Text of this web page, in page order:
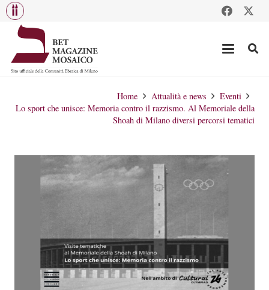
Home Attualità e news
Eventi
Lo sport che unisce: Memoria contro il razzismo. Al Memoriale della
Shoah di Milano diversi percorsi tematici